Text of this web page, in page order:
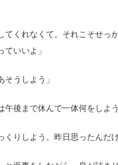
てくれなくて。それこそせ
いいよ」
そうしよう」
後まで休んで一体何をしよ
くりしよう。昨日思ったん